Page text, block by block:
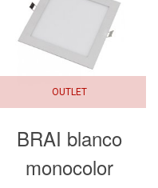
OUTLET
BRAI blanco
monocolor